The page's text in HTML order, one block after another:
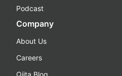
Podcast
Company
About Us
Careers
Qiita Blog